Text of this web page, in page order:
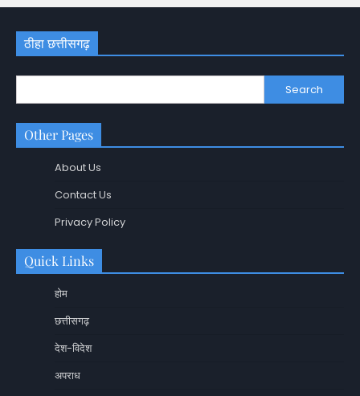
ठीहा छत्तीसगढ़
Search
Other Pages
About Us
Contact Us
Privacy Policy
Quick Links
होम
छत्तीसगढ़
देश-विदेश
अपराध